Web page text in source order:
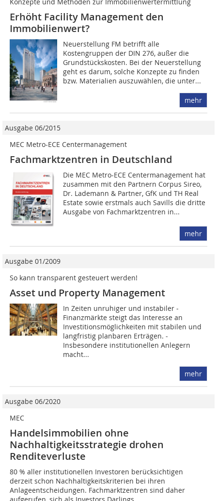
Konzepte und Methoden zur Immobilienwertermittlung
Erhöht Facility Management den
Immobilienwert?
Neuerstellung FM betrifft alle
Kostengruppen der DIN 276, außer die
Grundstückskosten. Bei der Neuerstellung
geht es darum, solche Konzepte zu finden
bzw. Materialien auszuwählen, die unter...
mehr
Ausgabe 06/2015
MEC Metro-ECE Centermanagement
Fachmarktzentren in Deutschland
Die MEC Metro-ECE Centermanagement hat
zusammen mit den Partnern Corpus Sireo,
Dr. Lademann & Partner, GfK und TH Real
Estate sowie erstmals auch Savills die dritte
Ausgabe von Fachmarktzentren in...
mehr
Ausgabe 01/2009
So kann transparent gesteuert werden!
Asset und Property Management
In Zeiten unruhiger und instabiler ­
Finanzmärkte steigt das Interesse an
Investitionsmöglichkeiten mit stabilen und
langfristig planbaren Erträgen. ­
Insbesondere institutionellen Anlegern
macht...
mehr
Ausgabe 06/2020
MEC
Handelsimmobilien ohne
Nachhaltigkeitsstrategie drohen
Renditeverluste
80 % aller institutionellen Investoren berücksichtigen
derzeit schon Nachhaltigkeitskriterien bei ihren
Anlageentscheidungen. Fachmarktzentren sind daher